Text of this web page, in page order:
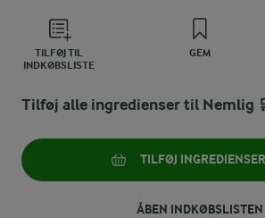
TILFØJ TIL
INDKØBSLISTE
GEM
Tilføj alle ingredienser til Nemlig
TILFØJ
ÅBEN INDKØBSLISTEN